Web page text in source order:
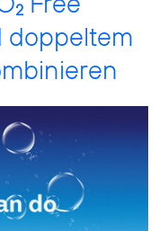
2
doppeltem